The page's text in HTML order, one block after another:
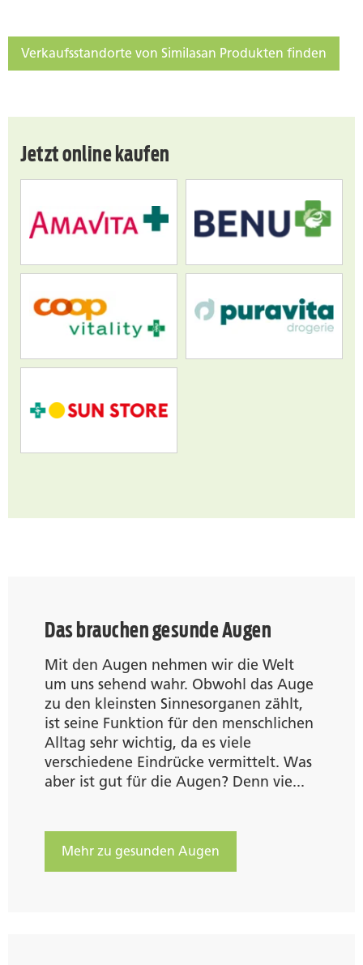
Verkaufsstandorte von Similasan Produkten finden
Jetzt online kaufen
Das brauchen gesunde Augen
Mit den Augen nehmen wir die Welt
um uns sehend wahr. Obwohl das Auge
zu den kleinsten Sinnesorganen zählt,
ist seine Funktion für den menschlichen
Alltag sehr wichtig, da es viele
verschiedene Eindrücke vermittelt. Was
aber ist gut für die Augen? Denn vie...
Mehr zu gesunden Augen